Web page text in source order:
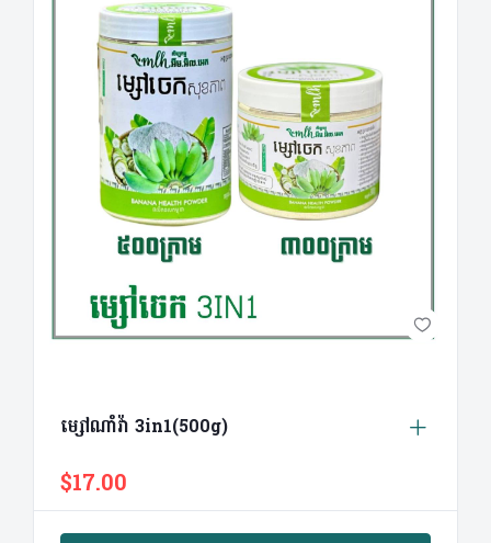
ម្សៅណាំវ៉ា 3in1(500g)
$17.00